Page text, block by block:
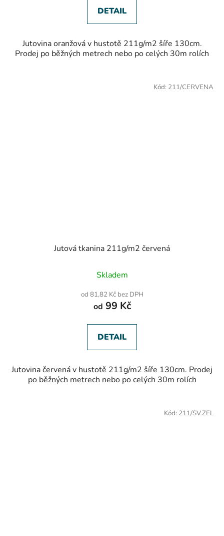
hvězdiček.
DETAIL
Jutovina oranžová v hustotě 211g/m2 šíře 130cm.
Prodej po běžných metrech nebo po celých 30m rolích
Jutová tkanina 211g/m2 červená
hodnocení
je
5,0
5
hvězdiček.
Skladem
od 81,82 Kč bez DPH
od 99 Kč
DETAIL
Jutovina červená v hustotě 211g/m2 šíře 130cm. Prodej
po běžných metrech nebo po celých 30m rolích
Kód: 211/CERVENA
Kód: 211/SV.ZEL